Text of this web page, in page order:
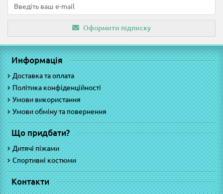
Оформити підписку
Информація
Доставка та оплата
Політика конфіденційності
Умови використання
Умови обміну та повернення
Що придбати?
Дитячі піжами
Спортивні костюми
Контакти